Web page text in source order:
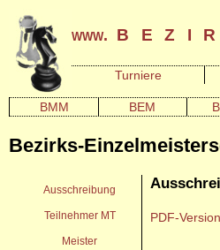
www.
Turniere
BMM BEM
Bezirks-
Ausschreibung
Teilnehmer MT
Meister
PDF-